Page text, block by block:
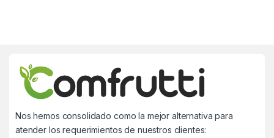
Nos hemos consolidado como la mejor alternativa para
atender los requerimientos de nuestros clientes: